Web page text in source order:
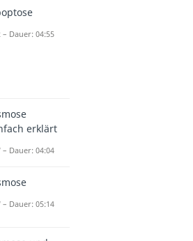
– Dauer: 04:55
erklärt
– Dauer: 04:04
– Dauer: 05:14